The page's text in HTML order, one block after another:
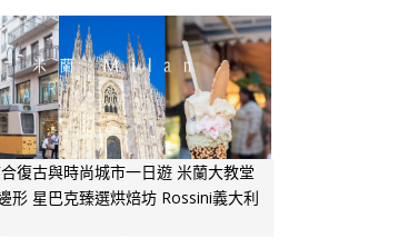
復古與時尚城市一日遊 米蘭大教堂
形 星巴克臻選烘焙坊 Rossini義大利